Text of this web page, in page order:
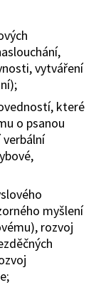
vytváření
které
o psanou
myšlení
rozvoj